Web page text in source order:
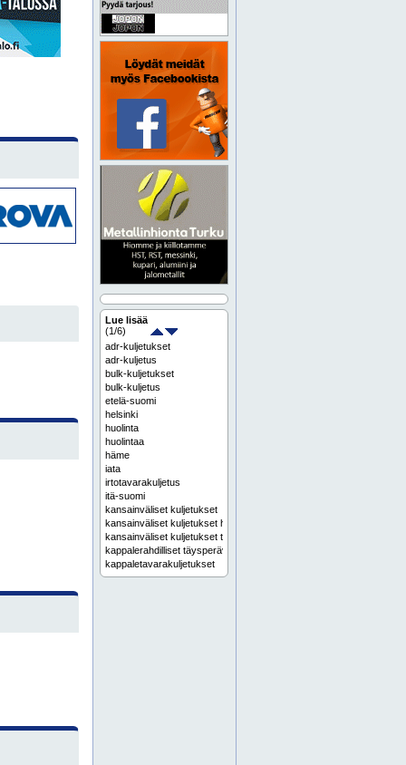
Lue lisää
(1/6)
adr-kuljetukset
adr-kuljetus
bulk-kuljetukset
bulk-kuljetus
etelä-suomi
helsinki
huolinta
huolintaa
häme
iata
irtotavarakuljetus
itä-suomi
kansainväliset kuljetukset
kansainväliset kuljetukset helsinki
kansainväliset kuljetukset turku
kappalerahdilliset täysperävaunut
kappaletavarakuljetukset
kappaletavarakuljetus